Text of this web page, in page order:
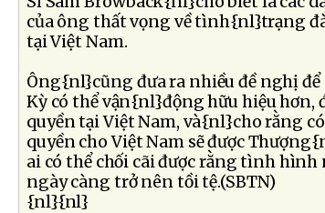
của ông thất vọng về tình{nl}trạng
tại Việt Nam.
Ông{nl}cũng đưa ra nhiều đề nghị
Kỳ có thể vận{nl}động hữu hiệu
quyền tại Việt Nam, và{nl}cho rằng
quyền cho Việt Nam sẽ được
ai có thể chối cãi được rằng tình
ngày càng trở nên tồi tệ.(SBTN)
{nl}{nl}